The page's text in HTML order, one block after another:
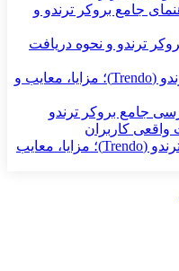
جامع بروکر ترندو و
ترندو و نحوه دریافت
بررسی جامع بروکر ترندو (Trendo)؛ مزایا، معایب و
جامع بروکر ترندو
بررسی جامع بروکر ترندو (Trendo)؛ مزایا، معایب